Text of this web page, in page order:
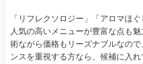
「リフレクソロジー」「アロマほ
人気の高いメニューが豊富な点も
術ながら価格もリーズナブルなの
ンスを重視する方なら、候補に入